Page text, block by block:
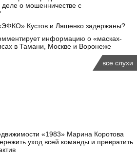
о мошенничестве с
Кустов и Ляшенко задержаны?
информацию о «масках-
в Тамани, Москве и Воронеже
все слухи
«1983» Марина Коротова
уход всей команды и превратить